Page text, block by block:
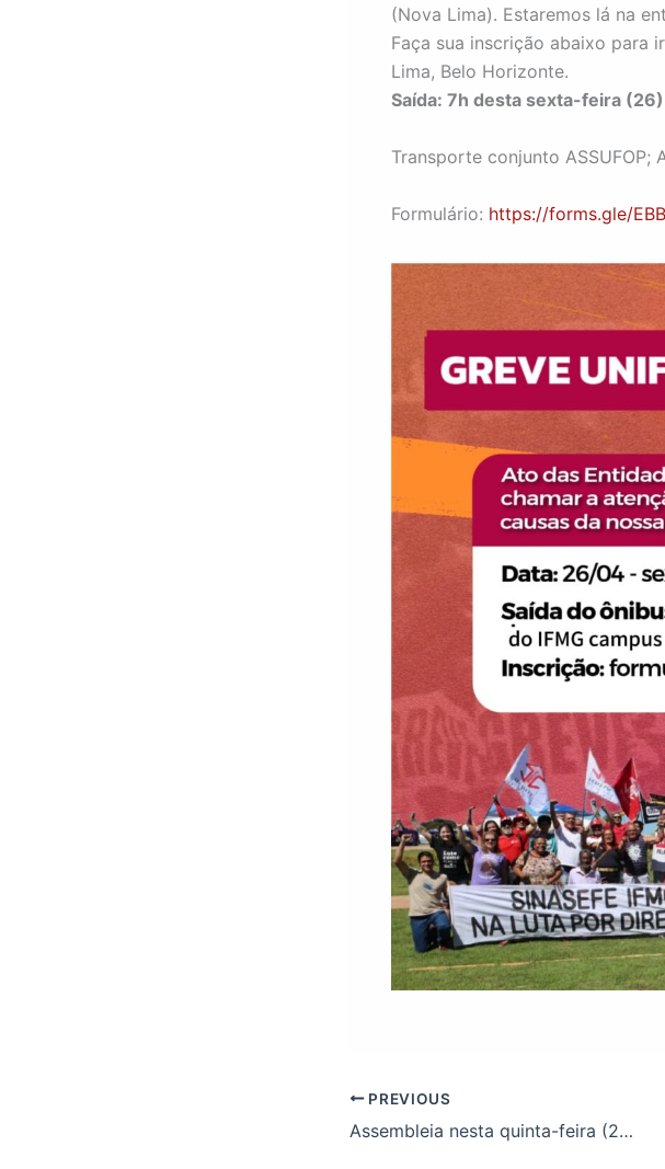
(Nova Lima). Estaremos lá na
Faça sua inscrição abaixo para
Lima, Belo Horizonte.
Saída: 7h desta sexta-feira (26)
Transporte conjunto ASSUFOP;
Formulário: https://forms.gle/
PREVIOUS
Assembleia nesta quinta-feira (25), às 10h. Compareça!